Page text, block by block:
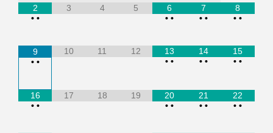
2
• •
3 4 5
6
• •
7
• •
8
• •
9
• •
10 11 12
13
• •
14
• •
15
• •
16
• •
17 18 19
20
• •
21
• •
22
• •